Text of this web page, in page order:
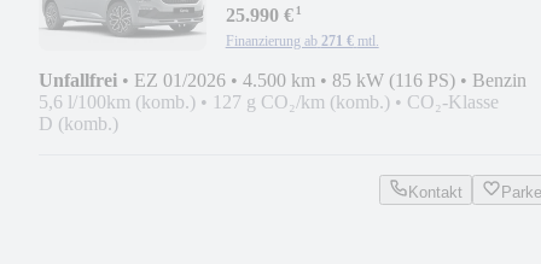
25.990 €¹
Finanzierung ab 271 € mtl.
Unfallfrei • EZ 01/2026 • 4.500 km • 85 kW (116 PS) • Benzin
5,6 l/100km (komb.) • 127 g CO₂/km (komb.) • CO₂-Klasse
D (komb.)
Kontakt